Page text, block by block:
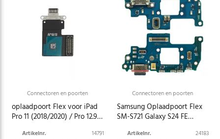
Connectoren en poorten
oplaadpoort Flex voor iPad
Pro 11 (2018/2020) / Pro 12.9
Artikelnr.
14791
Connectoren en poorten
Samsung Oplaadpoort Flex
SM-S721 Galaxy S24 FE
Artikelnr.
24183